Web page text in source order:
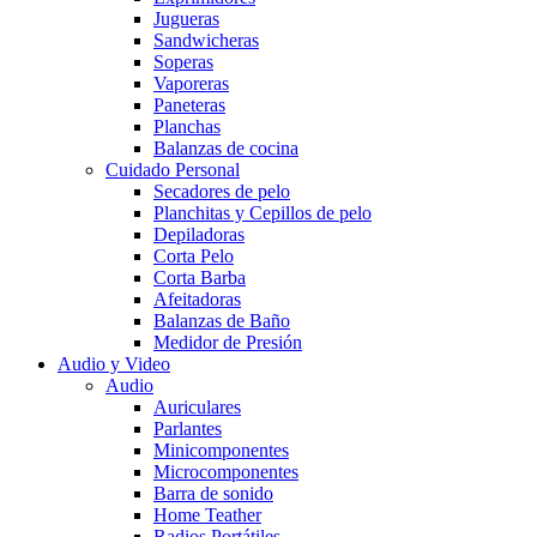
Jugueras
Sandwicheras
Soperas
Vaporeras
Paneteras
Planchas
Balanzas de cocina
Cuidado Personal
Secadores de pelo
Planchitas y Cepillos de pelo
Depiladoras
Corta Pelo
Corta Barba
Afeitadoras
Balanzas de Baño
Medidor de Presión
Audio y Video
Audio
Auriculares
Parlantes
Minicomponentes
Microcomponentes
Barra de sonido
Home Teather